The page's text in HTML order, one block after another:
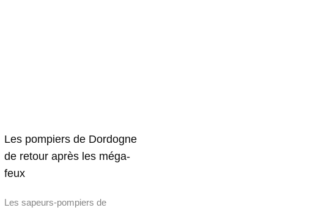
Les pompiers de Dordogne
de retour après les méga-
feux
Les sapeurs-pompiers de